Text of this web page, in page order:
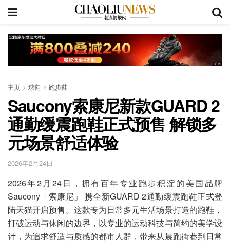
主页 球鞋 跑步鞋
Saucony索康尼新款GUARD 2
通勤缓震跑鞋正式预售 解锁多
元场景舒适体验
2026年2月24日
2026年2月24日，拥有百年专业跑步积淀的美国品牌
Saucony「索康尼」 携全新GUARD 2通勤缓震跑鞋正式登
陆天猫开启预售。这款专为日常多元生活场景打造的跑鞋，
打破运动与休闲的边界，以专业的运动科技与简约的美学设
计，为追求舒适与质感的都市人群，带来从晨跑街巷到日常